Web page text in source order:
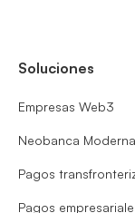
Soluciones
Empresas Web3
Neobanca Moderna
Pagos
Pagos